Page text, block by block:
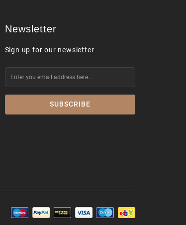
Newsletter
Sign up for our newsletter
SUBSCRIBE